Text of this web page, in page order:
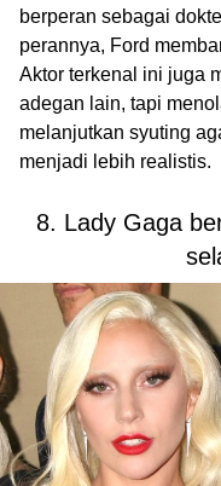
berperan sebagai
perannya, Ford
Aktor terkenal ini juga
adegan lain, tapi
melanjutkan syuting
menjadi lebih realistis.
8. Lady Gaga